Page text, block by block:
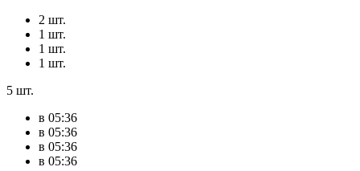
2 шт.
1 шт.
1 шт.
1 шт.
5 шт.
в 05:36
в 05:36
в 05:36
в 05:36